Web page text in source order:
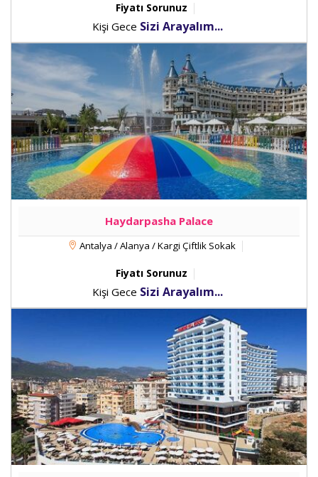
Fiyatı Sorunuz
Kişi Gece Sizi Arayalım...
Haydarpasha Palace
Antalya / Alanya / Kargi Çiftlik Sokak
Fiyatı Sorunuz
Kişi Gece Sizi Arayalım...